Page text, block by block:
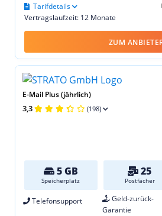
Vertragslaufzeit: 12 Monate
Tarifdetails
ZUM
E-Mail Plus (jährlich)
3,3 (198)
5 GB
Speicherplatz
25
Postfächer
Telefonsupport
Geld-zurück-
Garantie